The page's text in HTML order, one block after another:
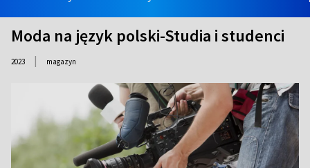
Moda na język polski-Studia i studenci
2023 | magazyn